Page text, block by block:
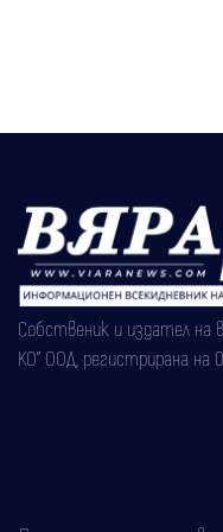
Собственик и издател на
КО" ООД, регистрирана на